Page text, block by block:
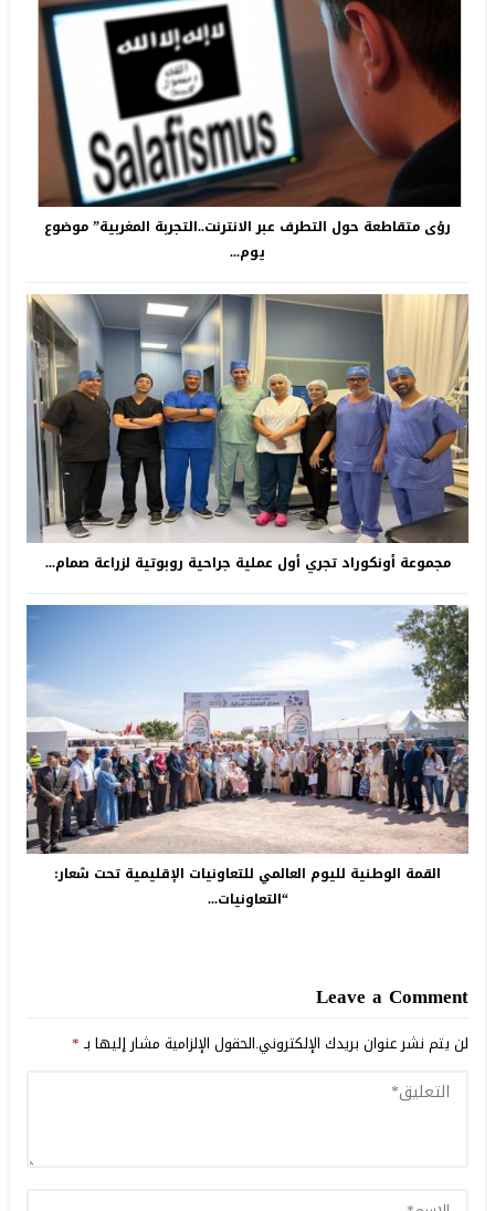
رؤى متقاطعة حول التطرف عبر الانترنت..التجربة المغربية” موضوع
يوم...
مجموعة أونكوراد تجري أول عملية جراحية روبوتية لزراعة صمام...
القمة الوطنية لليوم العالمي للتعاونيات الإقليمية تحت شعار:
“التعاونيات...
Leave a Comment
لن يتم نشر عنوان بريدك الإلكتروني.الحقول الإلزامية مشار إليها بـ*